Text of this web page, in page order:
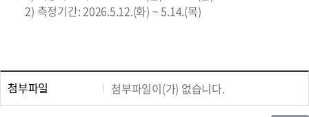
2) 측정기간: 2026.5.12.(화) ~ 5.14.(목)
첨부파일 첨부파일이(가) 없습니다.